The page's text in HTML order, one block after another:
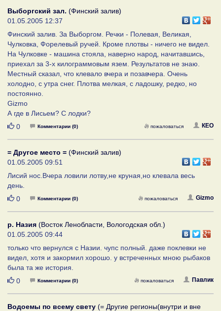
Выборгский зал. (Финский залив)
01.05.2005 12:37
Финский залив. За Выборгом. Речки - Полевая, Великая,
Чулковка, Форелевый ручей. Кроме плотвы - ничего не видел.
На Чулковке - машина стояла, наверно народ, начитавшись,
приехал за 3-х килограммовым язем. Результатов не знаю.
Местный сказал, что клевало вчера и позавчера. Очень
холодно, с утра снег. Плотва мелкая, с ладошку, редко, но
постоянно.
Gizmo
А где в Лисьем? С лодки?
Нравится
0 Комментарии (0) КЕО
пожаловаться
= Другое место = (Финский залив)
01.05.2005 09:51
Лисий нос.Вчера ловили лотву,не круная,но клевала весь
день.
Нравится
0 Комментарии (0) Gizmo
пожаловаться
р. Назия (Восток Ленобласти, Вологодская обл.)
01.05.2005 09:44
только что вернулся с Назии. чупс полный. даже поклевки не
видел, хотя и закормил хорошо. у встреченных мною рыбаков
была та же история.
Нравится
0 Комментарии (0) Павлик
пожаловаться
Водоемы по всему свету (= Другие регионы(внутри и вне